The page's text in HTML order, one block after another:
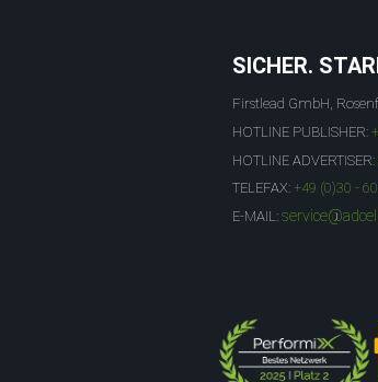
SICHER.
Firstlead GmbH,
HOTLINE PUBLISHER:
HOTLINE ADVERTISER:
TELEFAX: +49 (0)30 -
E-MAIL: